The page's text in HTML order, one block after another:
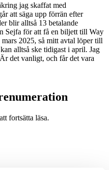
jag skaffat med
att säga upp förrän efter
blir alltså 13 betalande
Sejfa för att få en biljett till Way
2025, så mitt avtal löper till
alltså ske tidigast i april. Jag
det vanligt, och får det vara
fortsätta läsa.